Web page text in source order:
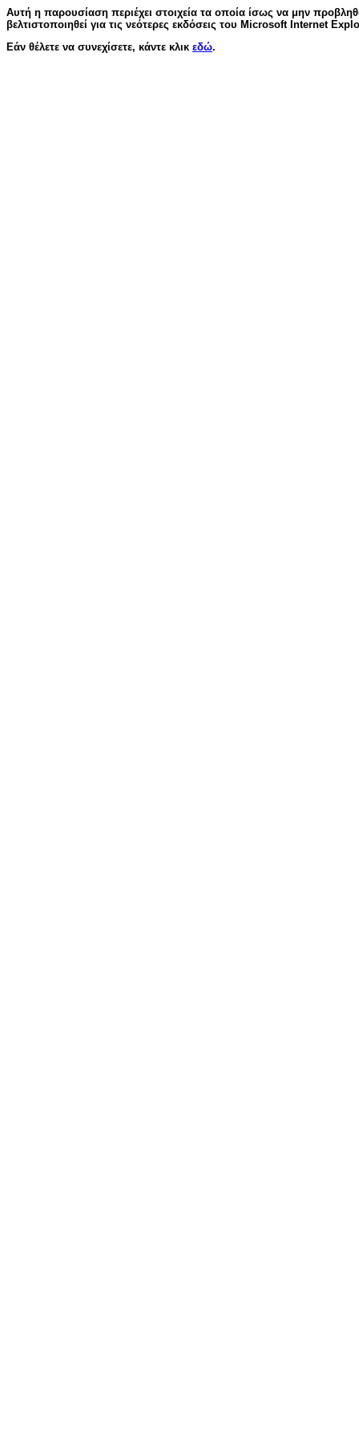
Αυτή η παρουσίαση περιέχει στοιχεία τα οποία ίσως να μην
βελτιστοποιηθεί για τις νεότερες εκδόσεις του Microsoft Internet
Εάν θέλετε να συνεχίσετε, κάντε κλικ εδώ.